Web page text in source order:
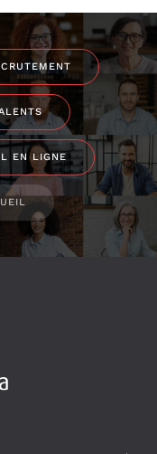
EN LIGNE